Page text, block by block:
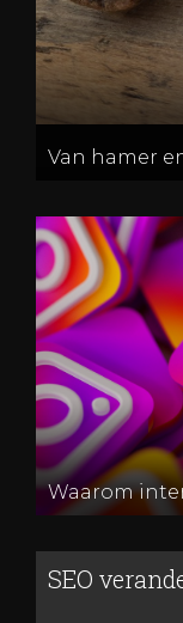
Van hamer
Waarom
SEO